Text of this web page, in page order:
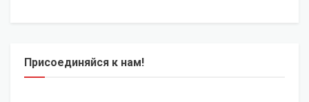
Присоединяйся к нам!